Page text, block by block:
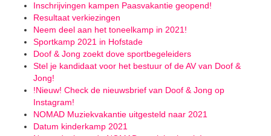
Inschrijvingen kampen Paasvakantie geopend!
Resultaat verkiezingen
Neem deel aan het toneelkamp in 2021!
Sportkamp 2021 in Hofstade
Doof & Jong zoekt dove sportbegeleiders
Stel je kandidaat voor het bestuur of de AV van Doof &
Jong!
!Nieuw! Check de nieuwsbrief van Doof & Jong op
Instagram!
NOMAD Muziekvakantie uitgesteld naar 2021
Datum kinderkamp 2021